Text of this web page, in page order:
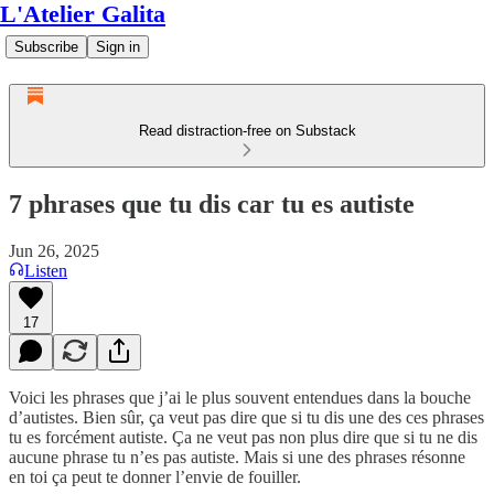
L'Atelier Galita
Subscribe Sign in
Read distraction-free on Substack
7 phrases que tu dis car tu es autiste
Jun 26, 2025
Listen
17
Voici les phrases que j’ai le plus souvent entendues dans la bouche
d’autistes. Bien sûr, ça veut pas dire que si tu dis une des ces phrases
tu es forcément autiste. Ça ne veut pas non plus dire que si tu ne dis
aucune phrase tu n’es pas autiste. Mais si une des phrases résonne
en toi ça peut te donner l’envie de fouiller.